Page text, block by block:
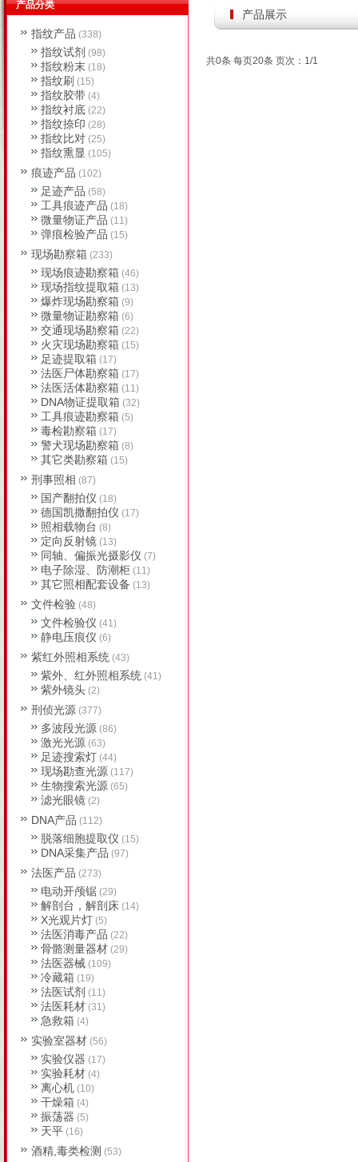
产品展示
共0条 每页20条 页次：1/1
产品分类
指纹产品 (338)
指纹试剂 (98)
指纹粉末 (18)
指纹刷 (15)
指纹胶带 (4)
指纹衬底 (22)
指纹捺印 (28)
指纹比对 (25)
指纹熏显 (105)
痕迹产品 (102)
足迹产品 (58)
工具痕迹产品 (18)
微量物证产品 (11)
弹痕检验产品 (15)
现场勘察箱 (233)
现场痕迹勘察箱 (46)
现场指纹提取箱 (13)
爆炸现场勘察箱 (9)
微量物证勘察箱 (6)
交通现场勘察箱 (22)
火灾现场勘察箱 (15)
足迹提取箱 (17)
法医尸体勘察箱 (17)
法医活体勘察箱 (11)
DNA物证提取箱 (32)
工具痕迹勘察箱 (5)
毒检勘察箱 (17)
警犬现场勘察箱 (8)
其它类勘察箱 (15)
刑事照相 (87)
国产翻拍仪 (18)
德国凯撒翻拍仪 (17)
照相载物台 (8)
定向反射镜 (13)
同轴、偏振光摄影仪 (7)
电子除湿、防潮柜 (11)
其它照相配套设备 (13)
文件检验 (48)
文件检验仪 (41)
静电压痕仪 (6)
紫红外照相系统 (43)
紫外、红外照相系统 (41)
紫外镜头 (2)
刑侦光源 (377)
多波段光源 (86)
激光光源 (63)
足迹搜索灯 (44)
现场勘查光源 (117)
生物搜索光源 (65)
滤光眼镜 (2)
DNA产品 (112)
脱落细胞提取仪 (15)
DNA采集产品 (97)
法医产品 (273)
电动开颅锯 (29)
解剖台，解剖床 (14)
X光观片灯 (5)
法医消毒产品 (22)
骨骼测量器材 (29)
法医器械 (109)
冷藏箱 (19)
法医试剂 (11)
法医耗材 (31)
急救箱 (4)
实验室器材 (56)
实验仪器 (17)
实验耗材 (4)
离心机 (10)
干燥箱 (4)
振荡器 (5)
天平 (16)
酒精,毒类检测 (53)